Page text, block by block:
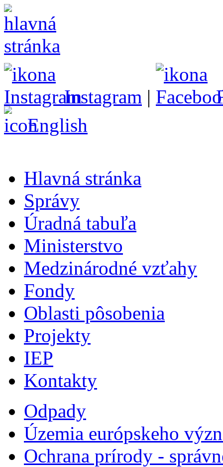
Instagram |
English
Hlavná stránka
Správy
Úradná tabuľa
Ministerstvo
Medzinárodné vzťahy
Fondy
Oblasti pôsobenia
Projekty
IEP
Kontakty
Odpady
Územia európskeho
Ochrana prírody -